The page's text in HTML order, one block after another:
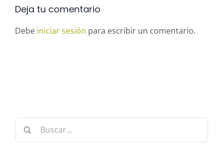
Deja tu comentario
Debe iniciar sesión para escribir un comentario.
Buscar: